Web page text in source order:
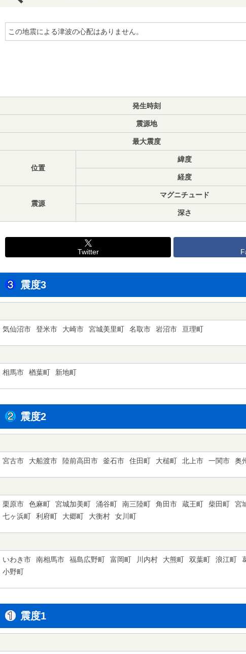
この地震による津波の心配はありません。
発生時刻
震源地
最大震度
位置
緯度
経度
震源
マグニチュード
深さ
Twitter
震度3
気仙沼市 登米市 大崎市 宮城美里町 名取市 岩沼市 亘理町
相馬市 楢葉町 新地町
震度2
宮古市 大船渡市 陸前高田市 釜石市 住田町 大槌町 北上市 一関市 奥
栗原市 色麻町 宮城加美町 涌谷町 南三陸町 角田市 蔵王町 柴田町 宮
七ヶ浜町
利府町 大郷町 大衡村 女川町
いわき市 南相馬市 福島広野町 富岡町 川内村 大熊町 双葉町 浪江町
小野町
震度1